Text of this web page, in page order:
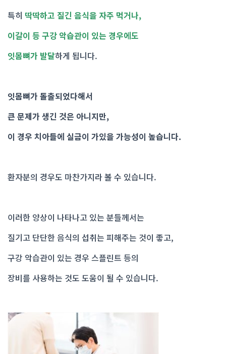
특히 딱딱하고 질긴 음식을 자주 먹거나,
이갈이 등 구강 악습관이 있는 경우에도
잇몸뼈가 발달하게 됩니다.
잇몸뼈가 돌출되었다해서
큰 문제가 생긴 것은 아니지만,
이 경우 치아들에 실금이 가있을 가능성이 높습니다.
환자분의 경우도 마찬가지라 볼 수 있습니다.
이러한 양상이 나타나고 있는 분들께서는
질기고 단단한 음식의 섭취는 피해주는 것이 좋고,
구강 악습관이 있는 경우 스플린트 등의
장비를 사용하는 것도 도움이 될 수 있습니다.